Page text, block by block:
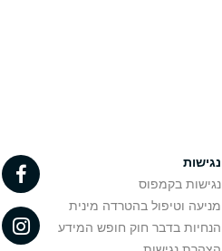
נגישות
נגישות בקמפוס
מניעה וטיפול בהטרדה מינית
הנחיות בדבר חוק חופש המידע